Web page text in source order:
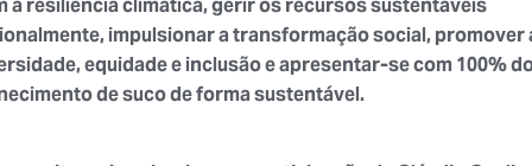
a resiliência climática, gerir os recursos sustentáveis
impulsionar a transformação social, promover
equidade e inclusão e apresentar-se com 100%
de suco de forma sustentável.